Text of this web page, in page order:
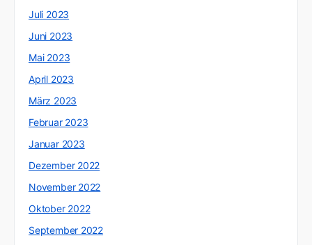
Juli 2023
Juni 2023
Mai 2023
April 2023
März 2023
Februar 2023
Januar 2023
Dezember 2022
November 2022
Oktober 2022
September 2022